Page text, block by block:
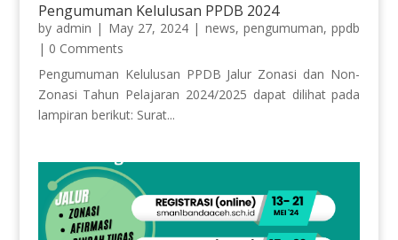
Pengumuman Kelulusan PPDB 2024
by admin | May 27, 2024 | news,pengumuman,ppdb
| 0 Comments
Pengumuman Kelulusan PPDB Jalur Zonasi dan Non-
Zonasi Tahun Pelajaran 2024/2025 dapat dilihat pada
lampiran berikut: Surat...